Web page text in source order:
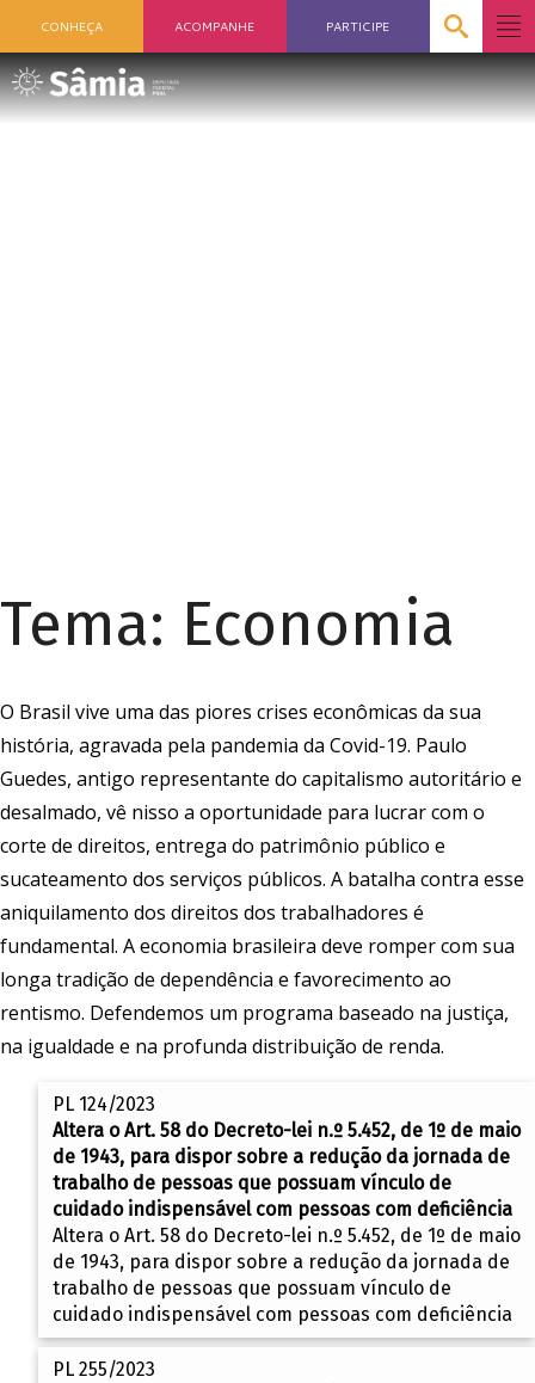
CONHEÇA ACOMPANHE PARTICIPE
Tema: Economia
O Brasil vive uma das piores crises econômicas da sua
história, agravada pela pandemia da Covid-19. Paulo
Guedes, antigo representante do capitalismo autoritário e
desalmado, vê nisso a oportunidade para lucrar com o
corte de direitos, entrega do patrimônio público e
sucateamento dos serviços públicos. A batalha contra esse
aniquilamento dos direitos dos trabalhadores é
fundamental. A economia brasileira deve romper com sua
longa tradição de dependência e favorecimento ao
rentismo. Defendemos um programa baseado na justiça,
na igualdade e na profunda distribuição de renda.
PL 124/2023
Altera o Art. 58 do Decreto-lei n.º 5.452, de 1º de maio
de 1943, para dispor sobre a redução da jornada de
trabalho de pessoas que possuam vínculo de
cuidado indispensável com pessoas com deficiência
Altera o Art. 58 do Decreto-lei n.º 5.452, de 1º de maio
de 1943, para dispor sobre a redução da jornada de
trabalho de pessoas que possuam vínculo de
cuidado indispensável com pessoas com deficiência
PL 255/2023